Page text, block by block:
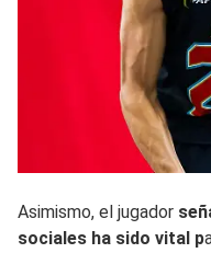
Asimismo, el jugador
sociales ha sido vital p